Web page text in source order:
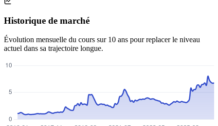
Historique de marché
Évolution mensuelle du cours sur 10 ans pour replacer le niveau
actuel dans sa trajectoire longue.